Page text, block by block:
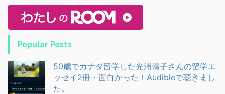
Popular Posts
50歳でカナダ留学した光浦靖子さんの留学エ
ッセイ2冊・面白かった！Audibleで聴きまし
た。